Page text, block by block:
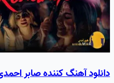
دانلود آهنگ کننده صابر